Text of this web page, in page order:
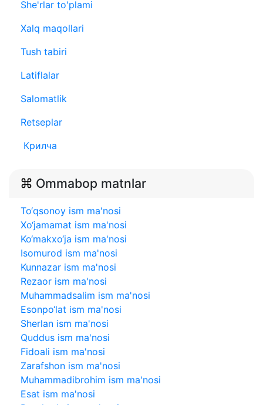
She'rlar to'plami
Xalq maqollari
Tush tabiri
Latiflalar
Salomatlik
Retseplar
Крилча
Ommabop matnlar
To‘qsonoy ism ma'nosi
Xo‘jamamat ism ma'nosi
Ko‘makxo‘ja ism ma'nosi
Isomurod ism ma'nosi
Kunnazar ism ma'nosi
Rezaor ism ma'nosi
Muhammadsalim ism ma'nosi
Esonpo‘lat ism ma'nosi
Sherlan ism ma'nosi
Quddus ism ma'nosi
Fidoali ism ma'nosi
Zarafshon ism ma'nosi
Muhammadibrohim ism ma'nosi
Esat ism ma'nosi